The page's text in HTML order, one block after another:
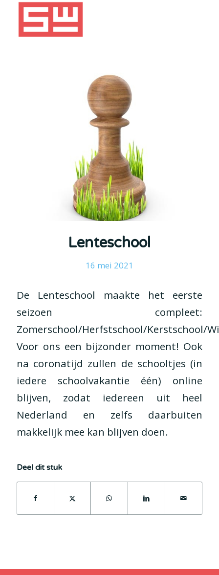
Lenteschool
16 mei 2021
De Lenteschool maakte het eerste
seizoen compleet:
Zomerschool/Herfstschool/Kerstschool/
Voor ons een bijzonder moment! Ook
na coronatijd zullen de schooltjes (in
iedere schoolvakantie één) online
blijven, zodat iedereen uit heel
Nederland en zelfs daarbuiten
makkelijk mee kan blijven doen.
Deel dit stuk